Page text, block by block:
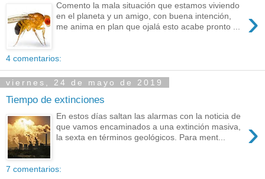
›
Comento la mala situación que estamos viviendo
en el planeta y un amigo, con buena intención,
me anima en plan que ojalá esto acabe pronto ...
4 comentarios:
viernes, 24 de mayo de 2019
Tiempo de extinciones
›
En estos días saltan las alarmas con la noticia de
que vamos encaminados a una extinción masiva,
la sexta en términos geológicos. Para ment...
7 comentarios: